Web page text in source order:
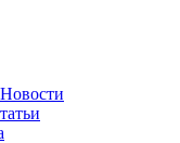
Новости